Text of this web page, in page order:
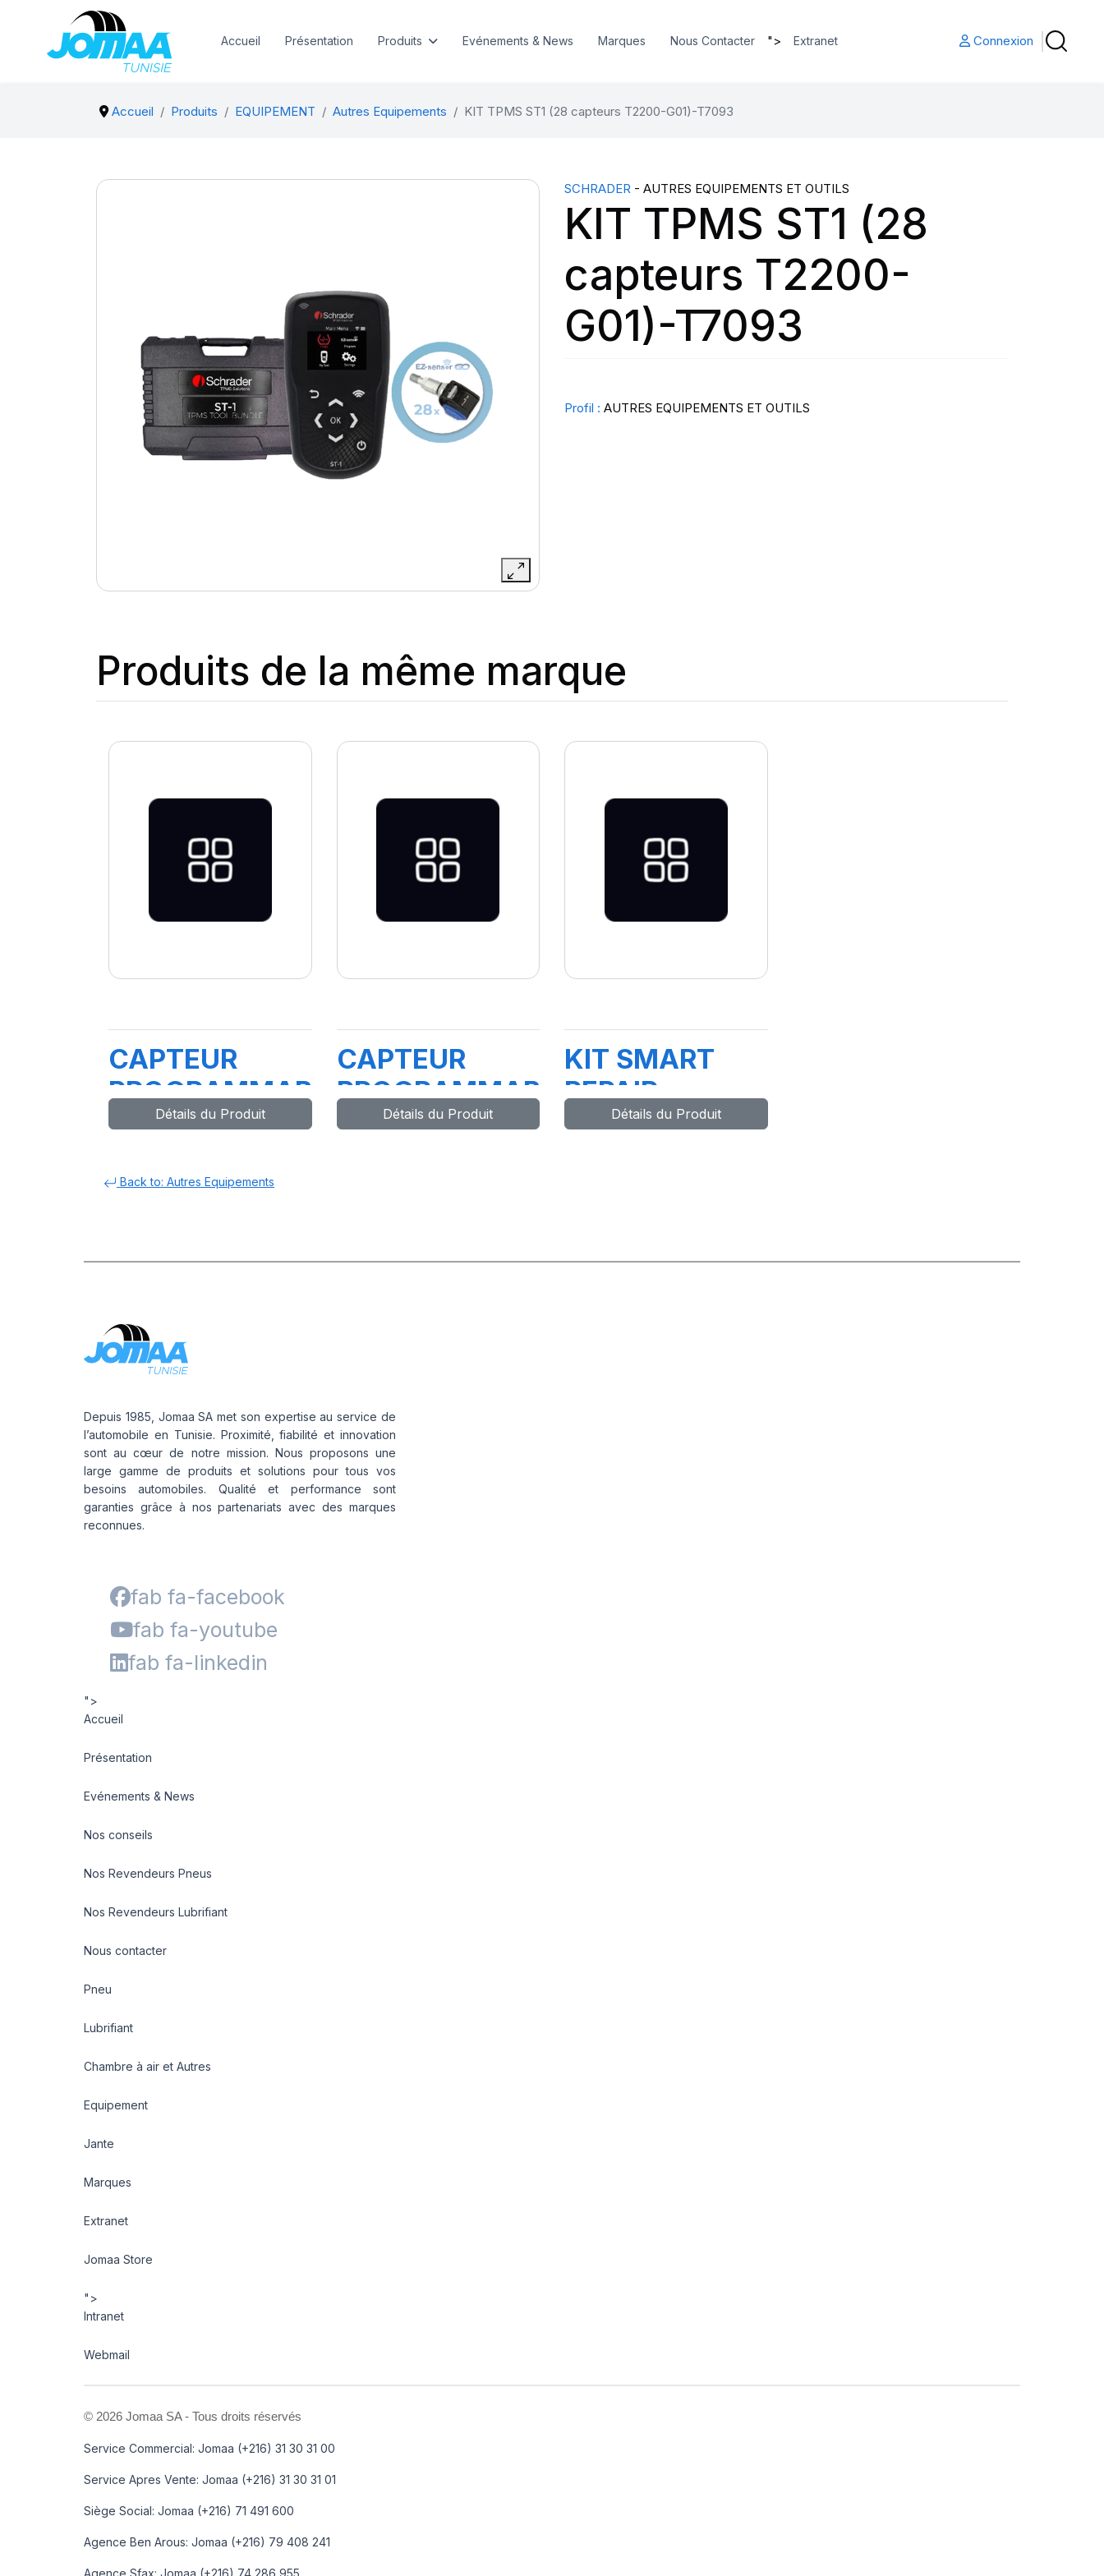
Accueil Présentation Produits Evénements & News Marques Nous Contacter "> Extranet Connexion
Accueil Produits EQUIPEMENT Autres Equipements KIT TPMS ST1 (28 capteurs T2200-G01)-T7093
SCHRADER - AUTRES EQUIPEMENTS ET OUTILS
KIT TPMS ST1 (28
capteurs T2200-
G01)-T7093
Profil : AUTRES EQUIPEMENTS ET OUTILS
Produits de la même marque
CAPTEUR
PROGRAMMABLE
EZ SENSOR-
BLACK(T2200B)
Détails du Produit
CAPTEUR
PROGRAMMABLE
EZ SENSOR-
Détails du Produit
KIT SMART
REPAIR
(CRK0305IN)
Détails du Produit
Back to: Autres Equipements
Depuis 1985, Jomaa SA met son expertise au service de
l’automobile en Tunisie. Proximité, fiabilité et innovation
sont au cœur de notre mission. Nous proposons une
large gamme de produits et solutions pour tous vos
besoins automobiles. Qualité et performance sont
garanties grâce à nos partenariats avec des marques
reconnues.
fab fa-facebook
fab fa-youtube
fab fa-linkedin
">
Accueil
Présentation
Evénements & News
Nos conseils
Nos Revendeurs Pneus
Nos Revendeurs Lubrifiant
Nous contacter
Pneu
Lubrifiant
Chambre à air et Autres
Equipement
Jante
Marques
Extranet
Jomaa Store
">
Intranet
Webmail
© 2026 Jomaa SA - Tous droits réservés
Service Commercial: Jomaa (+216) 31 30 31 00
Service Apres Vente: Jomaa (+216) 31 30 31 01
Siège Social: Jomaa (+216) 71 491 600
Agence Ben Arous: Jomaa (+216) 79 408 241
Agence Sfax: Jomaa (+216) 74 286 955